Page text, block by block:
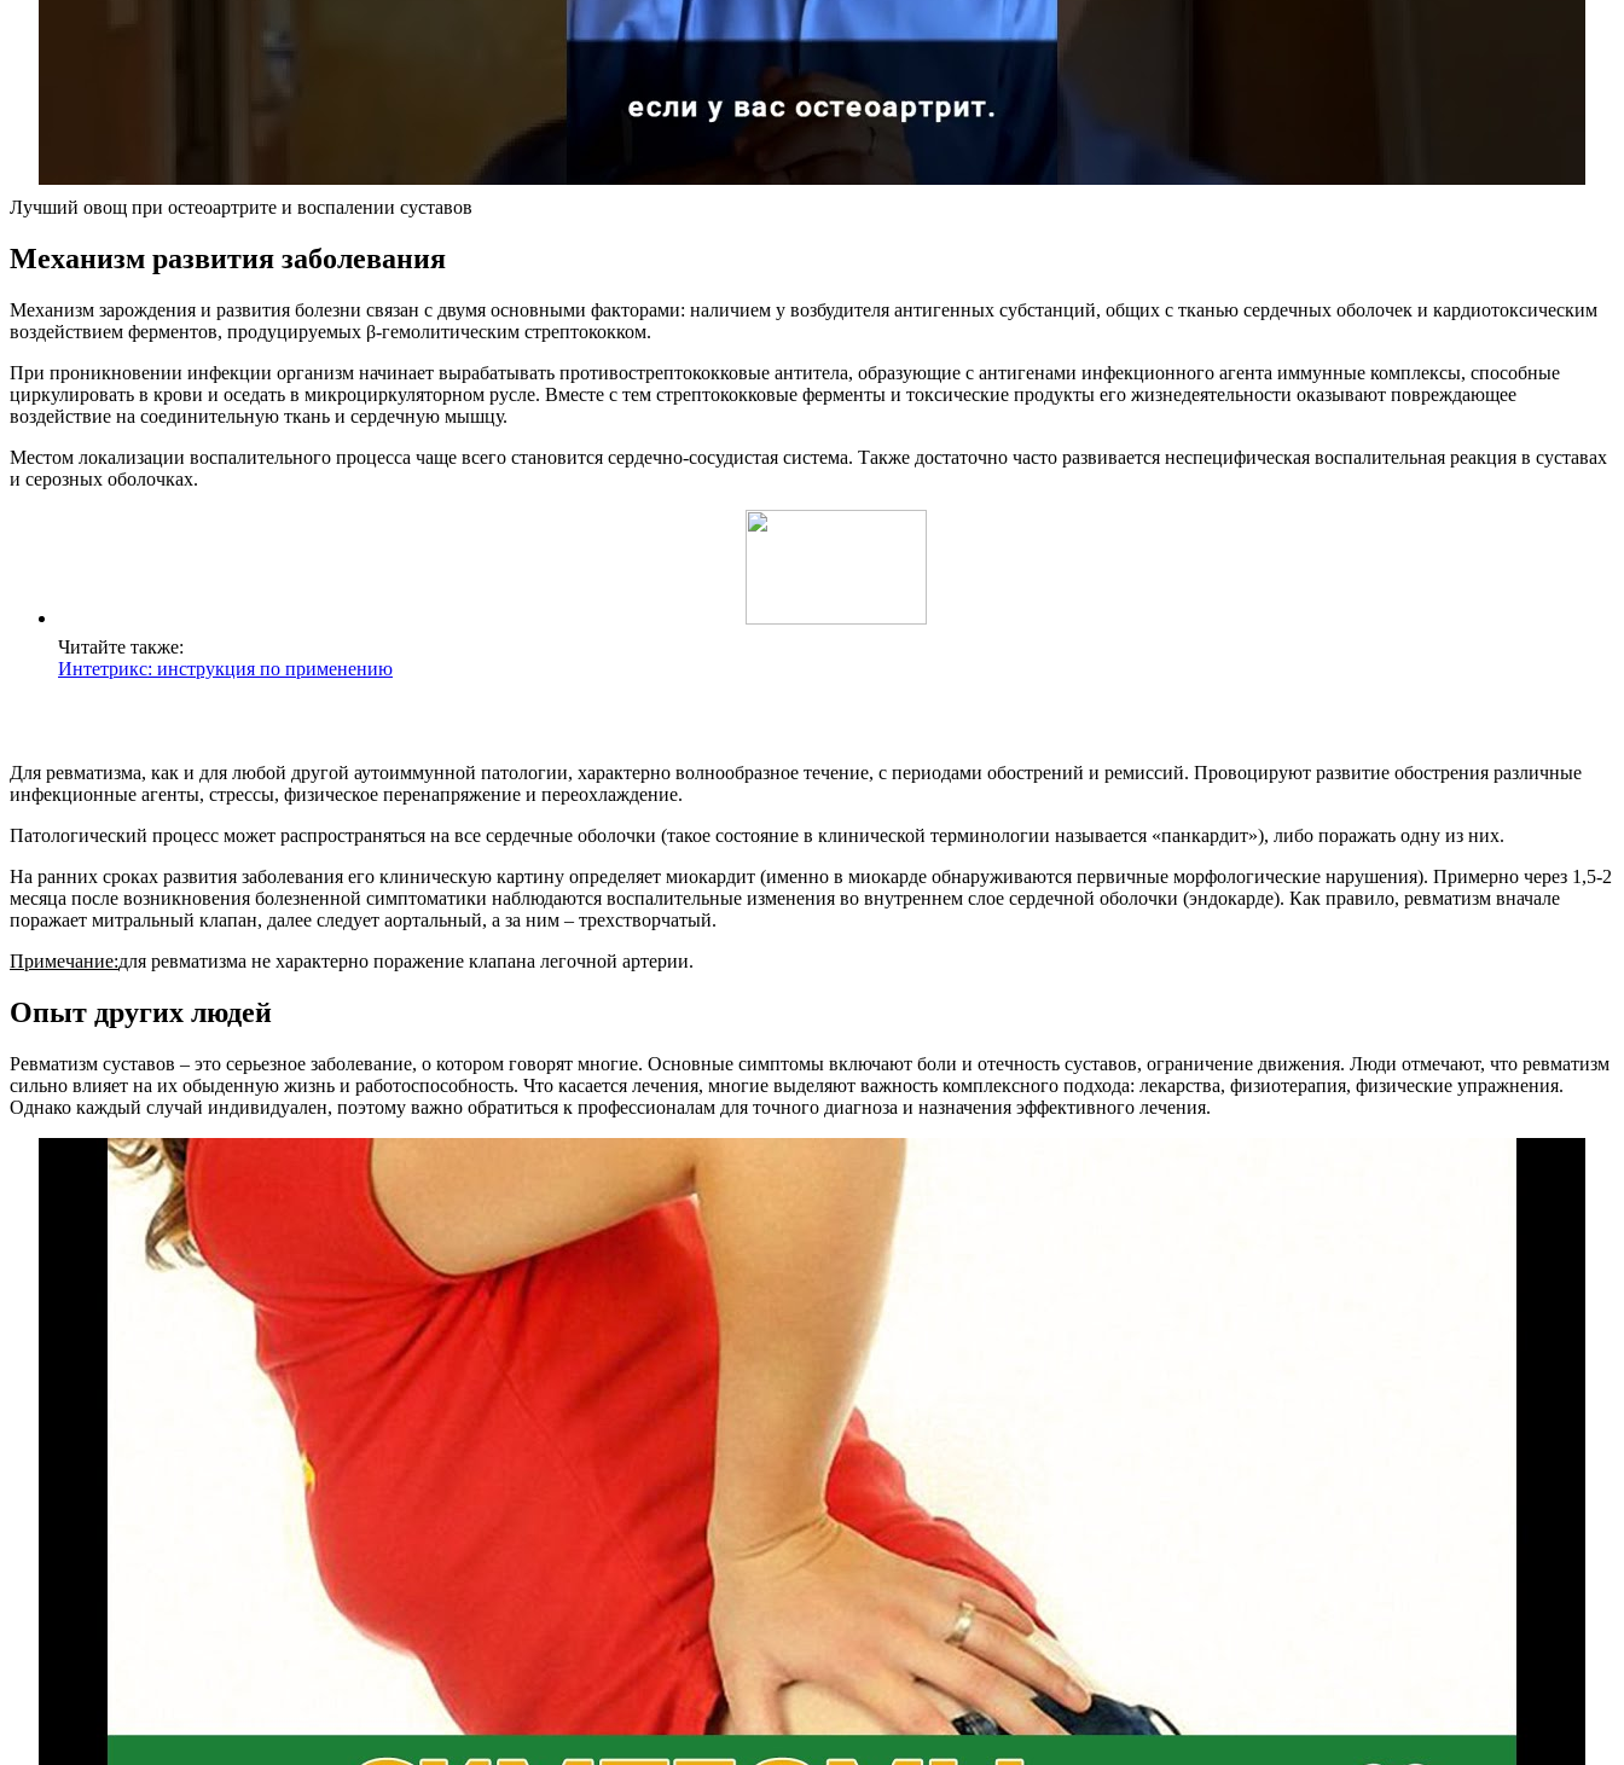
Лучший овощ при остеоартрите и воспалении суставов
Механизм развития заболевания
Механизм зарождения и развития болезни связан с двумя основными факторами: наличием у возбудителя антигенных субстанций, общих с тканью сердечных оболочек и кардиотоксическим
воздействием ферментов, продуцируемых β-гемолитическим стрептококком.
При проникновении инфекции организм начинает вырабатывать противострептококковые антитела, образующие с антигенами инфекционного агента иммунные комплексы, способные
циркулировать в крови и оседать в микроциркуляторном русле. Вместе с тем стрептококковые ферменты и токсические продукты его жизнедеятельности оказывают повреждающее
воздействие на соединительную ткань и сердечную мышцу.
Местом локализации воспалительного процесса чаще всего становится сердечно-сосудистая система. Также достаточно часто развивается неспецифическая воспалительная реакция в суставах
и серозных оболочках.
Читайте также:
Интетрикс: инструкция по применению
Для ревматизма, как и для любой другой аутоиммунной патологии, характерно волнообразное течение, с периодами обострений и ремиссий. Провоцируют развитие обострения различные
инфекционные агенты, стрессы, физическое перенапряжение и переохлаждение.
Патологический процесс может распространяться на все сердечные оболочки (такое состояние в клинической терминологии называется «панкардит»), либо поражать одну из них.
На ранних сроках развития заболевания его клиническую картину определяет миокардит (именно в миокарде обнаруживаются первичные морфологические нарушения). Примерно через 1,5-2
месяца после возникновения болезненной симптоматики наблюдаются воспалительные изменения во внутреннем слое сердечной оболочки (эндокарде). Как правило, ревматизм вначале
поражает митральный клапан, далее следует аортальный, а за ним – трехстворчатый.
Примечание:для ревматизма не характерно поражение клапана легочной артерии.
Опыт других людей
Ревматизм суставов – это серьезное заболевание, о котором говорят многие. Основные симптомы включают боли и отечность суставов, ограничение движения. Люди отмечают, что ревматизм
сильно влияет на их обыденную жизнь и работоспособность. Что касается лечения, многие выделяют важность комплексного подхода: лекарства, физиотерапия, физические упражнения.
Однако каждый случай индивидуален, поэтому важно обратиться к профессионалам для точного диагноза и назначения эффективного лечения.